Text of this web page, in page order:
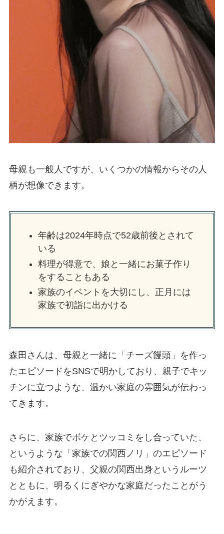
母親も一般人ですが、いくつかの情報からその人
柄が想像できます。
年齢は2024年時点で52歳前後とされて
いる
料理が得意で、娘と一緒にお菓子作り
をすることもある
家族のイベントを大切にし、正月には
家族で初詣に出かける
森田さんは、母親と一緒に「チーズ饅頭」を作っ
たエピソードをSNSで明かしており、親子でキッ
チンに立つような、温かい家庭の雰囲気が伝わっ
てきます。
さらに、家族でボケとツッコミをし合っていた、
というような「家族での関西ノリ」のエピソード
も紹介されており、父親の関西出身というルーツ
とともに、明るくにぎやかな家庭だったことがう
かがえます。